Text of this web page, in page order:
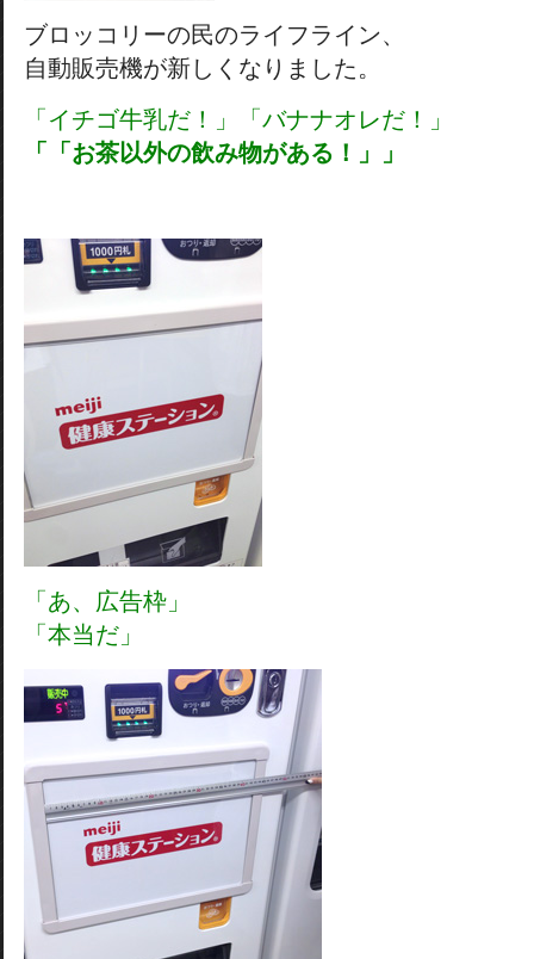
ブロッコリーの民のライフライン、
自動販売機が新しくなりました。
「イチゴ牛乳だ！」「バナナオレだ！」
「「お茶以外の飲み物がある！」」
「あ、広告枠」
「本当だ」